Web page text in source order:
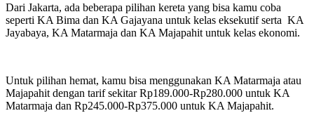
Dari Jakarta, ada beberapa pilihan kereta yang bisa kamu coba
seperti KA Bima dan KA Gajayana untuk kelas eksekutif serta KA
Jayabaya, KA Matarmaja dan KA Majapahit untuk kelas ekonomi.
Untuk pilihan hemat, kamu bisa menggunakan KA Matarmaja atau
Majapahit dengan tarif sekitar Rp189.000-Rp280.000 untuk KA
Matarmaja dan Rp245.000-Rp375.000 untuk KA Majapahit.